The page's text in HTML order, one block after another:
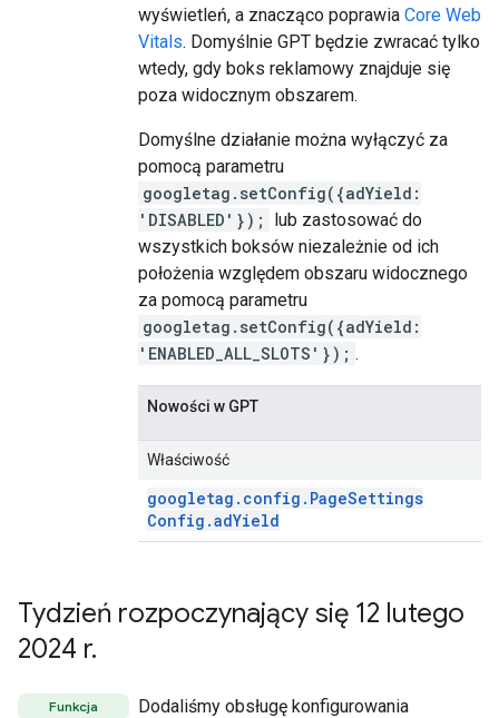
wyświetleń, a znacząco poprawia Core Web
Vitals. Domyślnie GPT będzie zwracać tylko
wtedy, gdy boks reklamowy znajduje się
poza widocznym obszarem.
Domyślne działanie można wyłączyć za
pomocą parametru
googletag.setConfig({adYield:
'DISABLED'});
lub zastosować do
wszystkich boksów niezależnie od ich
położenia względem obszaru widocznego
za pomocą parametru
googletag.setConfig({adYield:
'ENABLED_ALL_SLOTS'}); .
Nowości w GPT
Właściwość
googletag . config . PageSettings
Config .adYield
Tydzień rozpoczynający się 12 lutego
2024 r.
Funkcja
Dodaliśmy obsługę konfigurowania